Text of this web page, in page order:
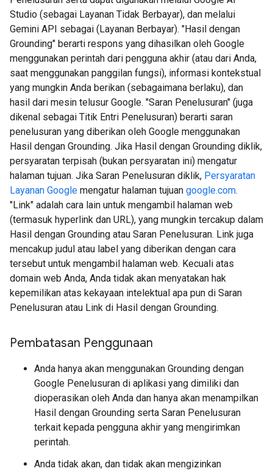
Studio (sebagai Layanan Tidak Berbayar), dan melalui
Gemini API sebagai (Layanan Berbayar). "Hasil dengan
Grounding" berarti respons yang dihasilkan oleh Google
menggunakan perintah dari pengguna akhir (atau dari Anda,
saat menggunakan panggilan fungsi), informasi kontekstual
yang mungkin Anda berikan (sebagaimana berlaku), dan
hasil dari mesin telusur Google. "Saran Penelusuran" (juga
dikenal sebagai Titik Entri Penelusuran) berarti saran
penelusuran yang diberikan oleh Google menggunakan
Hasil dengan Grounding. Jika Hasil dengan Grounding diklik,
persyaratan terpisah (bukan persyaratan ini) mengatur
halaman tujuan. Jika Saran Penelusuran diklik, Persyaratan
Layanan Google mengatur halaman tujuan google.com.
"Link" adalah cara lain untuk mengambil halaman web
(termasuk hyperlink dan URL), yang mungkin tercakup dalam
Hasil dengan Grounding atau Saran Penelusuran. Link juga
mencakup judul atau label yang diberikan dengan cara
tersebut untuk mengambil halaman web. Kecuali atas
domain web Anda, Anda tidak akan menyatakan hak
kepemilikan atas kekayaan intelektual apa pun di Saran
Penelusuran atau Link di Hasil dengan Grounding.
Pembatasan Penggunaan
Anda hanya akan menggunakan Grounding dengan
Google Penelusuran di aplikasi yang dimiliki dan
dioperasikan oleh Anda dan hanya akan menampilkan
Hasil dengan Grounding serta Saran Penelusuran
terkait kepada pengguna akhir yang mengirimkan
perintah.
Anda tidak akan, dan tidak akan mengizinkan